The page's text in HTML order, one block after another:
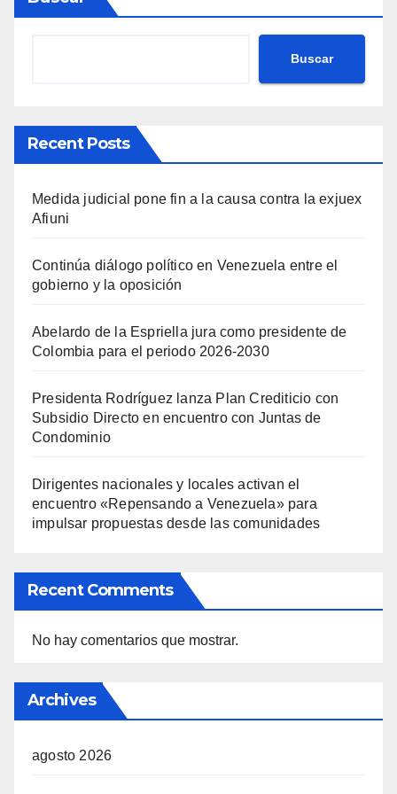
Buscar
Recent Posts
Medida judicial pone fin a la causa contra la exjuex
Afiuni
Continúa diálogo político en Venezuela entre el
gobierno y la oposición
Abelardo de la Espriella jura como presidente de
Colombia para el periodo 2026-2030
Presidenta Rodríguez lanza Plan Crediticio con
Subsidio Directo en encuentro con Juntas de
Condominio
Dirigentes nacionales y locales activan el
encuentro «Repensando a Venezuela» para
impulsar propuestas desde las comunidades
Recent Comments
No hay comentarios que mostrar.
Archives
agosto 2026